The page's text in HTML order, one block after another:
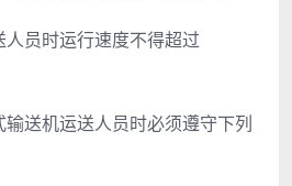
员时运行速度不得超过
送机运送人员时必须遵守下列